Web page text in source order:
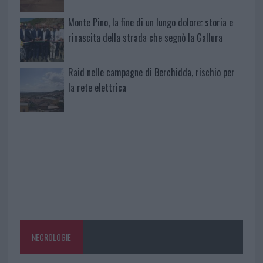
Monte Pino, la fine di un lungo dolore: storia e
rinascita della strada che segnò la Gallura
Raid nelle campagne di Berchidda, rischio per
la rete elettrica
NECROLOGIE